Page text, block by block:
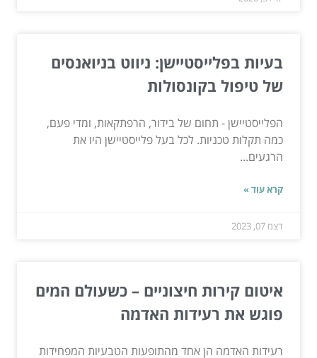
בעיות בפלייסטיישן: ניווט בניואנסים
של טיפול בקונסולות
הפלייסטיישן - תחום של בידור, הרפתקאות, ומדי פעם,
כמה תקלות טכניות. לכל בעל פלייסטיישן היו את
הרגעים...
קרא עוד »
דצמ 07, 2023
איטום קירות חיצוניים – כשעולם המים
פוגש את רעידות האדמה
רעידות האדמה הן אחד מהתופעות הטבעיות המפחידות